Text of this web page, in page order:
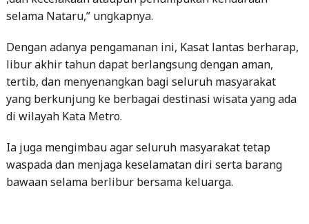
selama Nataru,” ungkapnya.
Dengan adanya pengamanan ini, Kasat lantas berharap,
libur akhir tahun dapat berlangsung dengan aman,
tertib, dan menyenangkan bagi seluruh masyarakat
yang berkunjung ke berbagai destinasi wisata yang ada
di wilayah Kata Metro.
Ia juga mengimbau agar seluruh masyarakat tetap
waspada dan menjaga keselamatan diri serta barang
bawaan selama berlibur bersama keluarga.